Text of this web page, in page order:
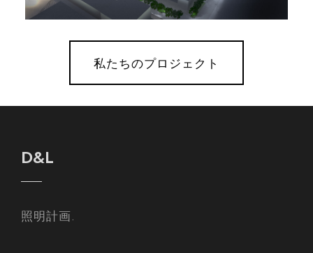
私たちのプロジェクト
D&L
照明計画.